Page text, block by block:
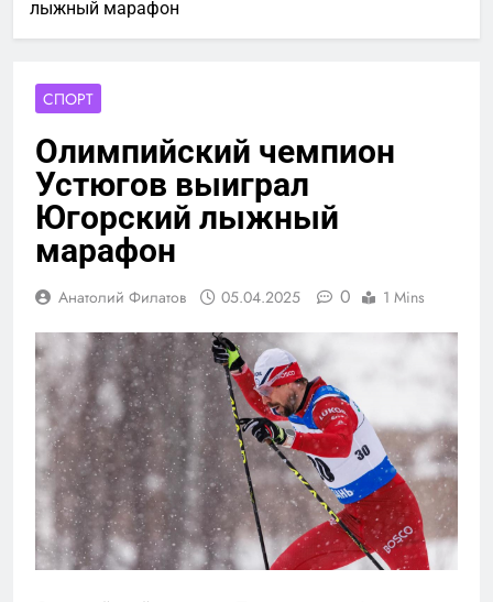
лыжный марафон
СПОРТ
Олимпийский чемпион
Устюгов выиграл
Югорский лыжный
марафон
Анатолий Филатов 05.04.2025 0 1 Mins